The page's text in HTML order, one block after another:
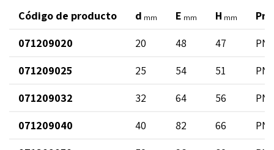
Código de producto d mm E mm H mm
071209020
20 48 47
PN
071209025
25 54 51
PN
071209032
32 64 56
PN
071209040
40 82 66
PN